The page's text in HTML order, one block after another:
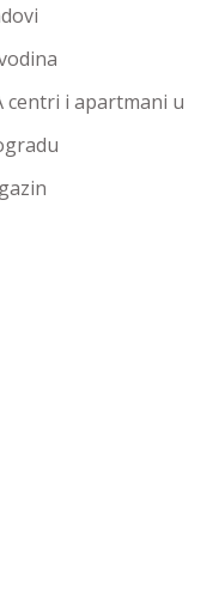
centri i apartmani u